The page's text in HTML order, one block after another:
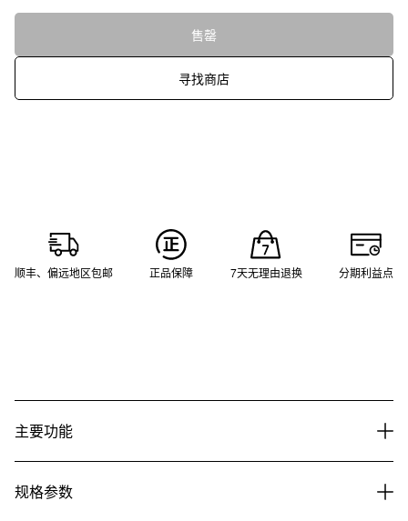
售罄
寻找商店
顺丰、偏远地区包邮 正品保障 7天无理由退换 分期利益点
主要功能
规格参数